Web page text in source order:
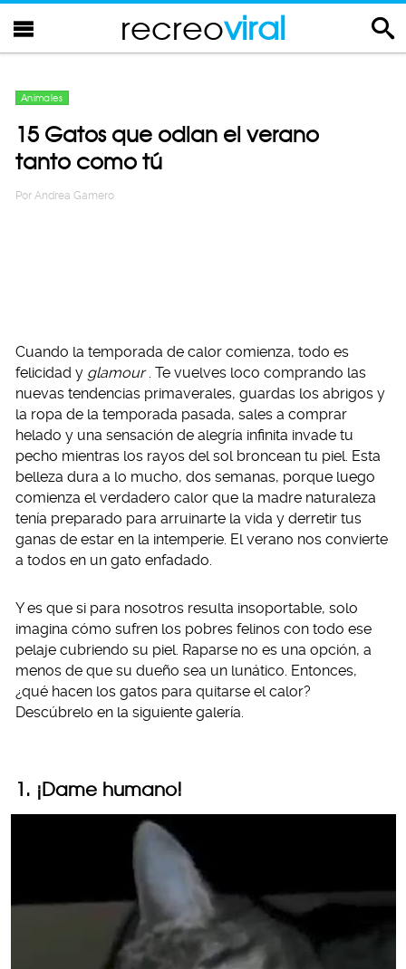
recreoviral
Animales
15 Gatos que odian el verano
tanto como tú
Por Andrea Gamero
Cuando la temporada de calor comienza, todo es
felicidad y glamour . Te vuelves loco comprando las
nuevas tendencias primaverales, guardas los abrigos y
la ropa de la temporada pasada, sales a comprar
helado y una sensación de alegría infinita invade tu
pecho mientras los rayos del sol broncean tu piel. Esta
belleza dura a lo mucho, dos semanas, porque luego
comienza el verdadero calor que la madre naturaleza
tenía preparado para arruinarte la vida y derretir tus
ganas de estar en la intemperie. El verano nos convierte
a todos en un gato enfadado.
Y es que si para nosotros resulta insoportable, solo
imagina cómo sufren los pobres felinos con todo ese
pelaje cubriendo su piel. Raparse no es una opción, a
menos de que su dueño sea un lunático. Entonces,
¿qué hacen los gatos para quitarse el calor?
Descúbrelo en la siguiente galería.
1. ¡Dame humano!